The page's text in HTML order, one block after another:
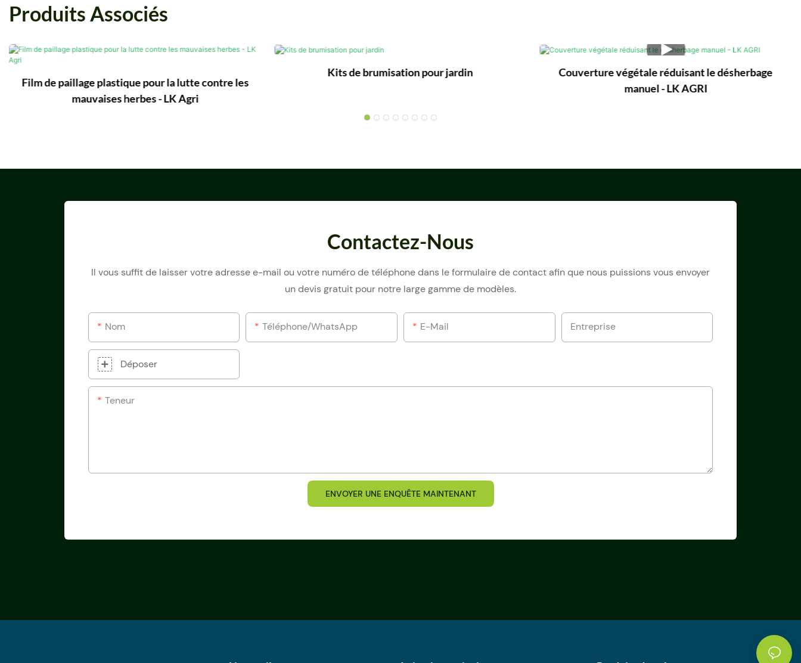
Produits Associés
Film de paillage plastique pour la lutte contre les
mauvaises herbes - LK Agri
Kits de brumisation pour jardin
Couverture végétale réduisant le désherbage
manuel - LK AGRI
Contactez-Nous
Il vous suffit de laisser votre adresse e-mail ou votre numéro de téléphone dans le formulaire de contact afin que nous puissions vous envoyer
un devis gratuit pour notre large gamme de modèles.
Nom Téléphone/WhatsApp E-Mail Entreprise
Déposer
Teneur
ENVOYER UNE ENQUÊTE MAINTENANT